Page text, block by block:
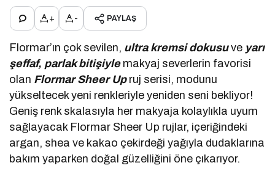
+ - PAYLAŞ
Flormar’ın çok sevilen, ultra kremsi dokusuve yarı
şeffaf, parlak bitişiylemakyaj severlerin favorisi
olan Flormar Sheer Upruj serisi, modunu
yükseltecek yeni renkleriyle yeniden seni bekliyor!
Geniş renk skalasıyla her makyaja kolaylıkla uyum
sağlayacak Flormar Sheer Up rujlar, içeriğindeki
argan, shea ve kakao çekirdeği yağıyla dudaklarına
bakım yaparken doğal güzelliğini öne çıkarıyor.